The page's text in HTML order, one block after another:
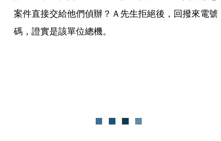
案件直接交給他們偵辦？Ａ先生拒絕後，回撥來電號
碼，證實是該單位總機。